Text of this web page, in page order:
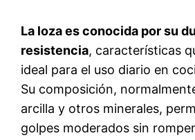
La loza es conocida por su
resistencia, características
ideal para el uso diario en
Su composición,
arcilla y otros minerales,
golpes moderados sin